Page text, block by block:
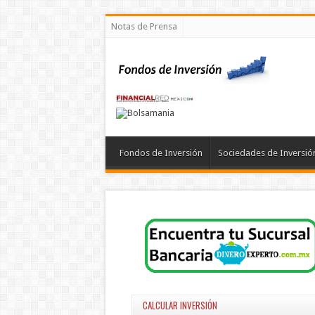
Notas de Prensa
Fondos de Inversión Sociedades de